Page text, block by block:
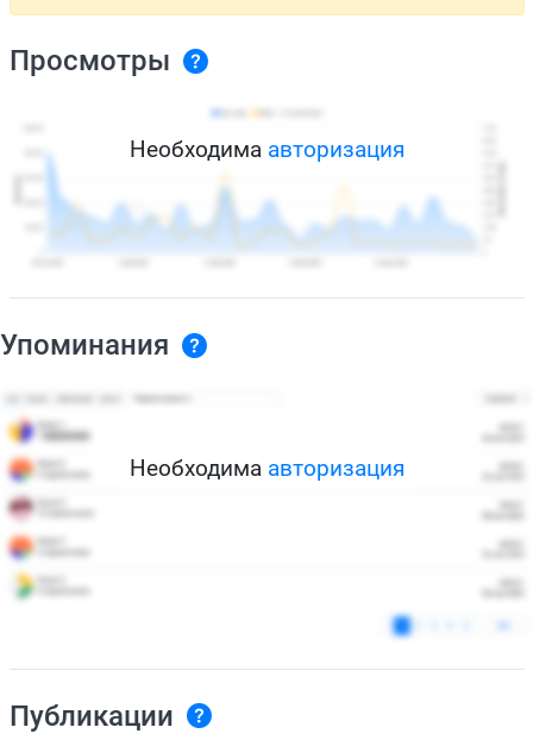
Просмотры
Необходима авторизация
Упоминания
Необходима авторизация
Публикации